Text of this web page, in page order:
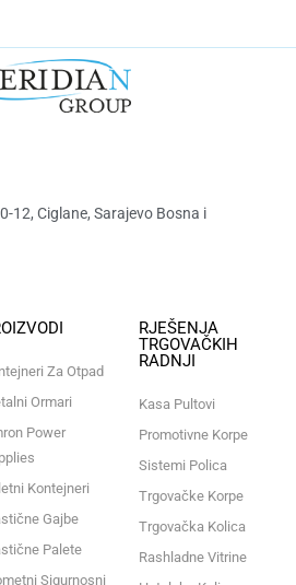
12, Ciglane, Sarajevo Bosna i
Za Otpad
Ormari
Power
Kontejneri
Gajbe
Palete
Sigurnosni
RJEŠENJA
TRGOVAČKIH
RADNJI
Kasa Pultovi
Promotivne Korpe
Sistemi Polica
Trgovačke Korpe
Trgovačka Kolica
Rashladne Vitrine